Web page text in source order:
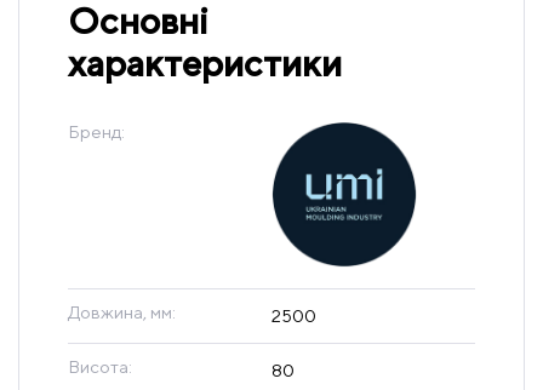
Основні
характеристики
Бренд:
Довжина, мм: 2500
Висота: 80